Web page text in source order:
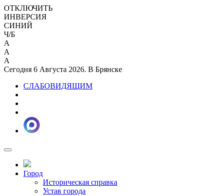
ОТКЛЮЧИТЬ
ИНВЕРСИЯ
СИНИЙ
Ч/Б
A
A
A
Сегодня 6 Августа 2026. В Брянске
СЛАБОВИДЯЩИМ
Город
Историческая справка
Устав города